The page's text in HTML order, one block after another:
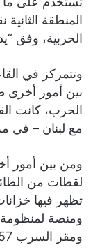
المنطقة
الحربية، وفق
وتتمركز في
مع لبنان – في
لقطات من
ومنصة لمنظومة
ومقر السرب 157، وحظائر طائرات ومقر السرب 105.